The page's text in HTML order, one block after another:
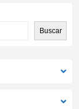
Buscar